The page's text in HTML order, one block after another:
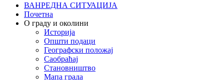
ВАНРЕДНА СИТУАЦИЈА
Почетна
О граду и околини
Историја
Општи подаци
Географски положај
Саобраћај
Становништво
Мапа града